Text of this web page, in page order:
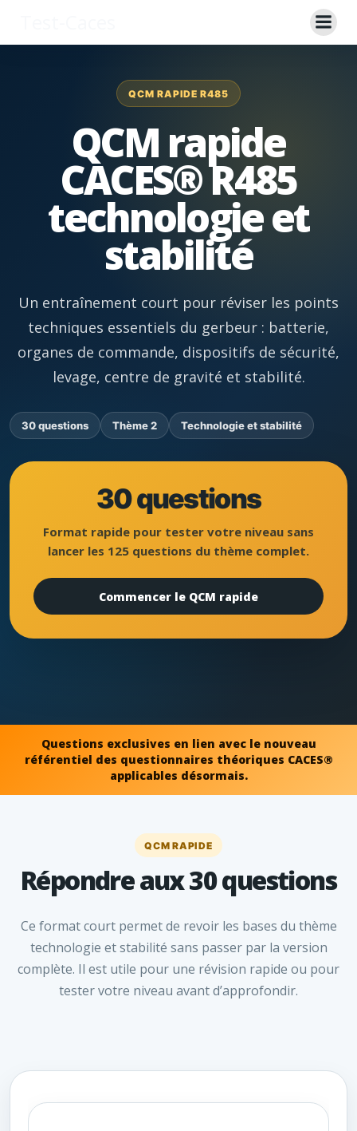
contenu
QCM RAPIDE R485
QCM rapide
CACES® R485
technologie et
stabilité
Un entraînement court pour réviser les points
techniques essentiels du gerbeur : batterie,
organes de commande, dispositifs de sécurité,
levage, centre de gravité et stabilité.
30 questions Thème 2 Technologie et stabilité
30 questions
Format rapide pour tester votre niveau sans
lancer les 125 questions du thème complet.
Commencer le QCM rapide
Questions exclusives en lien avec le nouveau
référentiel des questionnaires théoriques CACES®
applicables désormais.
QCM RAPIDE
Répondre aux 30 questions
Ce format court permet de revoir les bases du thème
technologie et stabilité sans passer par la version
complète. Il est utile pour une révision rapide ou pour
tester votre niveau avant d’approfondir.